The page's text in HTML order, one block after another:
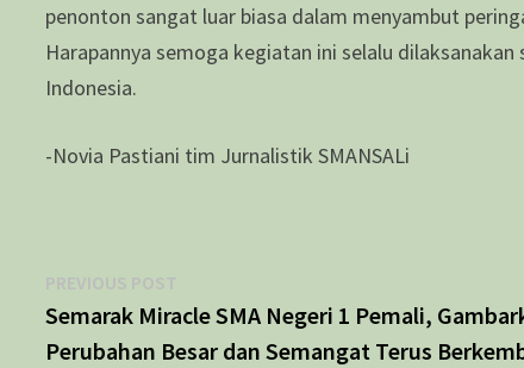
penonton sangat luar biasa dalam menyambut
Harapannya semoga kegiatan ini selalu
Indonesia.
-Novia Pastiani tim Jurnalistik SMANSALi
Navigasi
pos
PREVIOUS POST
post:
Semarak Miracle SMA Negeri 1 Pemali,
Perubahan Besar dan Semangat Terus